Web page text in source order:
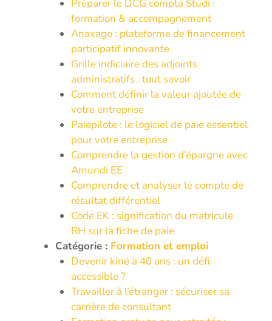
Préparer le DCG compta Studi :
formation & accompagnement
Anaxago : plateforme de financement
participatif innovante
Grille indiciaire des adjoints
administratifs : tout savoir
Comment définir la valeur ajoutée de
votre entreprise
Paiepilote : le logiciel de paie essentiel
pour votre entreprise
Comprendre la gestion d’épargne avec
Amundi EE
Comprendre et analyser le compte de
résultat différentiel
Code EK : signification du matricule
RH sur la fiche de paie
Catégorie : Formation et emploi
Devenir kiné à 40 ans : un défi
accessible ?
Travailler à l’étranger : sécuriser sa
carrière de consultant